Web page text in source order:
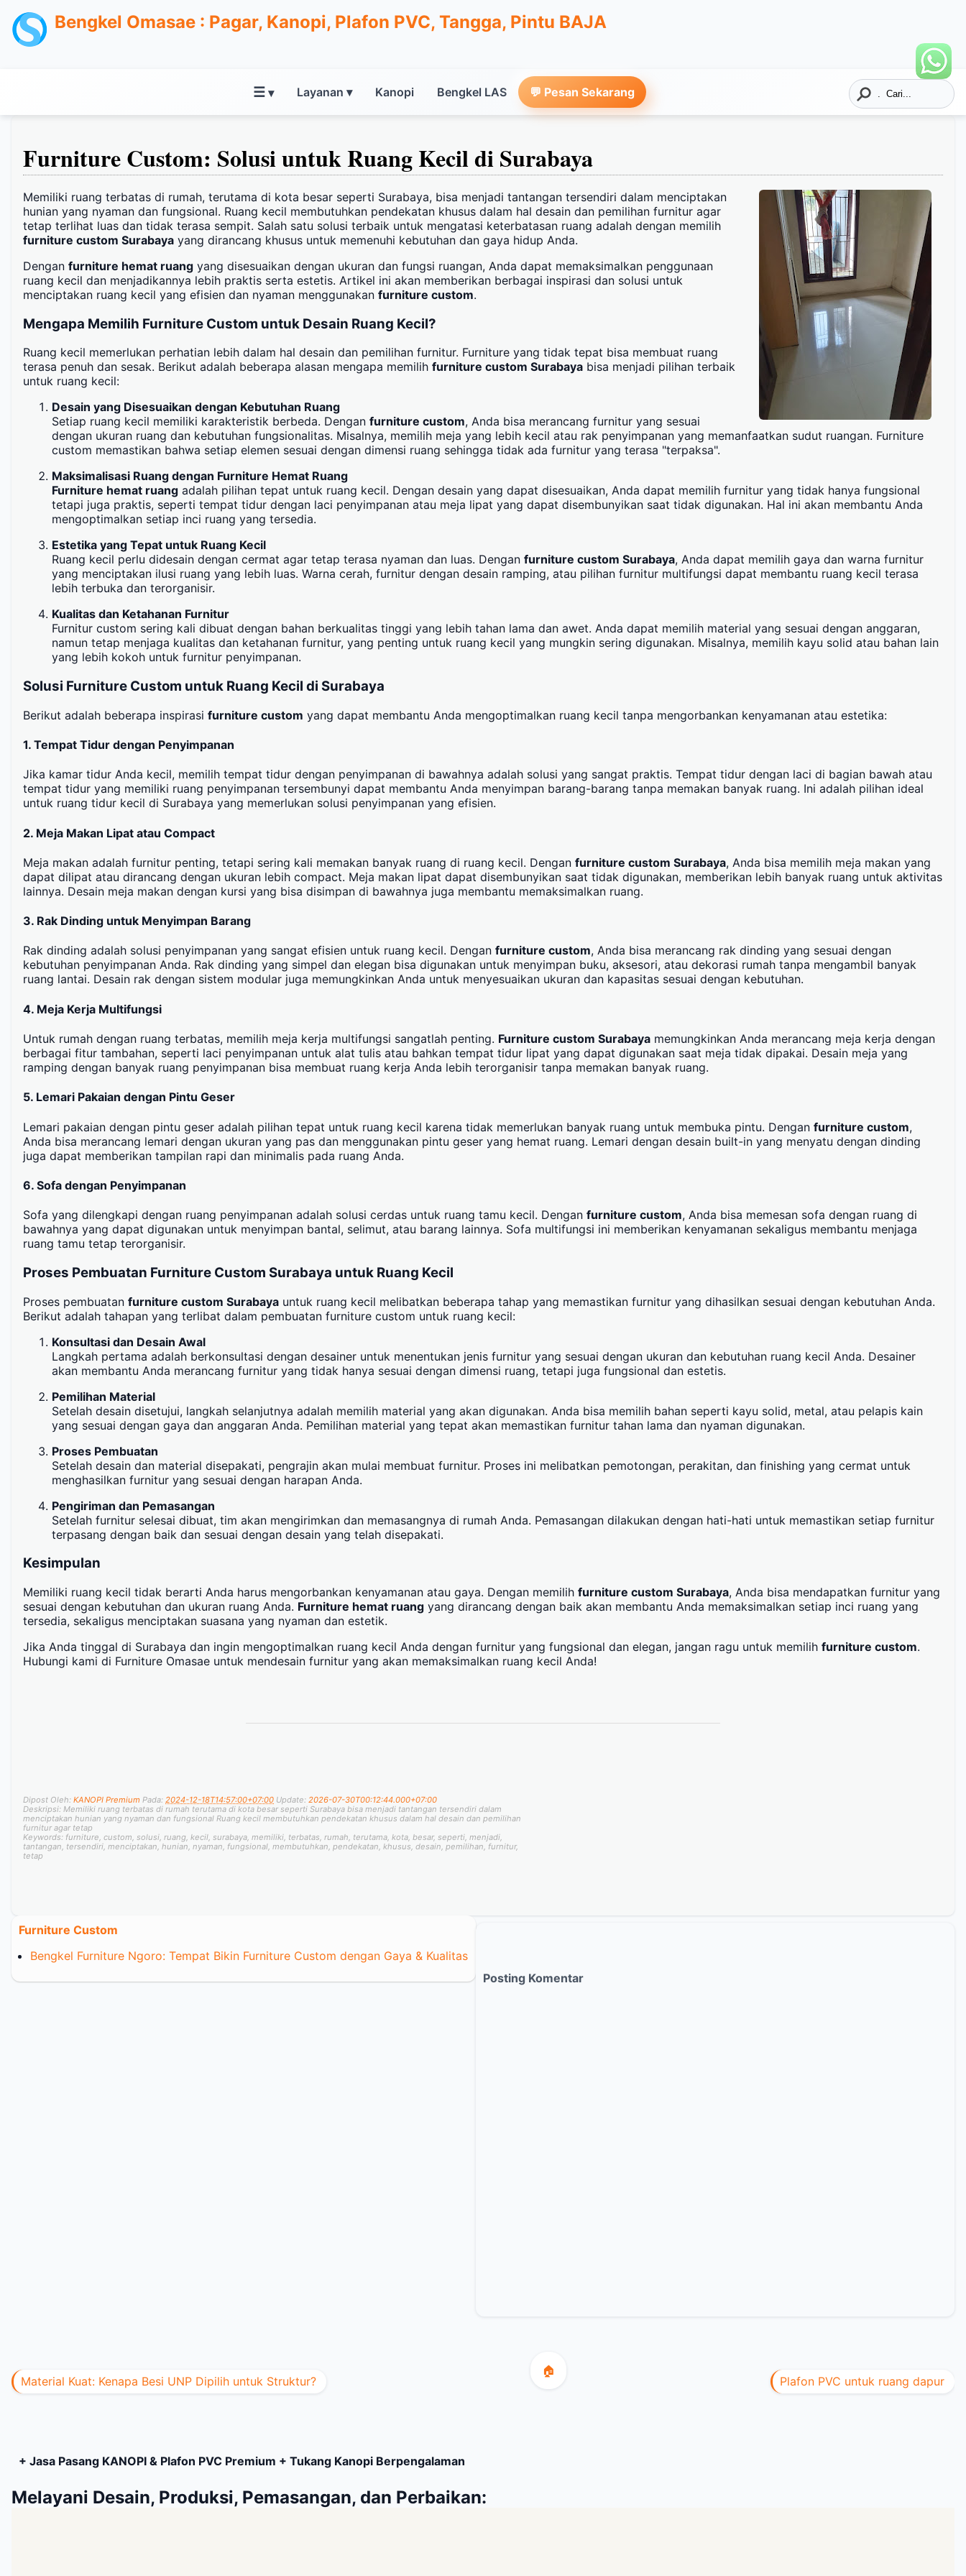
Bengkel Omasae : Pagar, Kanopi, Plafon PVC, Tangga, Pintu BAJA
☰▾ Layanan ▾ Kanopi Bengkel LAS 💬 Pesan Sekarang
Furniture Custom: Solusi untuk Ruang Kecil di Surabaya
Memiliki ruang terbatas di rumah, terutama di kota besar seperti Surabaya, bisa menjadi tantangan tersendiri dalam menciptakan
hunian yang nyaman dan fungsional. Ruang kecil membutuhkan pendekatan khusus dalam hal desain dan pemilihan furnitur agar
tetap terlihat luas dan tidak terasa sempit. Salah satu solusi terbaik untuk mengatasi keterbatasan ruang adalah dengan memilih
furniture custom Surabaya yang dirancang khusus untuk memenuhi kebutuhan dan gaya hidup Anda.
Dengan furniture hemat ruang yang disesuaikan dengan ukuran dan fungsi ruangan, Anda dapat memaksimalkan penggunaan
ruang kecil dan menjadikannya lebih praktis serta estetis. Artikel ini akan memberikan berbagai inspirasi dan solusi untuk
menciptakan ruang kecil yang efisien dan nyaman menggunakan furniture custom.
Mengapa Memilih Furniture Custom untuk Desain Ruang Kecil?
Ruang kecil memerlukan perhatian lebih dalam hal desain dan pemilihan furnitur. Furniture yang tidak tepat bisa membuat ruang
terasa penuh dan sesak. Berikut adalah beberapa alasan mengapa memilih furniture custom Surabaya bisa menjadi pilihan terbaik
untuk ruang kecil:
Desain yang Disesuaikan dengan Kebutuhan Ruang
Setiap ruang kecil memiliki karakteristik berbeda. Dengan furniture custom, Anda bisa merancang furnitur yang sesuai
dengan ukuran ruang dan kebutuhan fungsionalitas. Misalnya, memilih meja yang lebih kecil atau rak penyimpanan yang memanfaatkan sudut ruangan. Furniture
custom memastikan bahwa setiap elemen sesuai dengan dimensi ruang sehingga tidak ada furnitur yang terasa "terpaksa".
Maksimalisasi Ruang dengan Furniture Hemat Ruang
Furniture hemat ruang adalah pilihan tepat untuk ruang kecil. Dengan desain yang dapat disesuaikan, Anda dapat memilih furnitur yang tidak hanya fungsional
tetapi juga praktis, seperti tempat tidur dengan laci penyimpanan atau meja lipat yang dapat disembunyikan saat tidak digunakan. Hal ini akan membantu Anda
mengoptimalkan setiap inci ruang yang tersedia.
Estetika yang Tepat untuk Ruang Kecil
Ruang kecil perlu didesain dengan cermat agar tetap terasa nyaman dan luas. Dengan furniture custom Surabaya, Anda dapat memilih gaya dan warna furnitur
yang menciptakan ilusi ruang yang lebih luas. Warna cerah, furnitur dengan desain ramping, atau pilihan furnitur multifungsi dapat membantu ruang kecil terasa
lebih terbuka dan terorganisir.
Kualitas dan Ketahanan Furnitur
Furnitur custom sering kali dibuat dengan bahan berkualitas tinggi yang lebih tahan lama dan awet. Anda dapat memilih material yang sesuai dengan anggaran,
namun tetap menjaga kualitas dan ketahanan furnitur, yang penting untuk ruang kecil yang mungkin sering digunakan. Misalnya, memilih kayu solid atau bahan lain
yang lebih kokoh untuk furnitur penyimpanan.
Solusi Furniture Custom untuk Ruang Kecil di Surabaya
Berikut adalah beberapa inspirasi furniture custom yang dapat membantu Anda mengoptimalkan ruang kecil tanpa mengorbankan kenyamanan atau estetika:
1. Tempat Tidur dengan Penyimpanan
Jika kamar tidur Anda kecil, memilih tempat tidur dengan penyimpanan di bawahnya adalah solusi yang sangat praktis. Tempat tidur dengan laci di bagian bawah atau
tempat tidur yang memiliki ruang penyimpanan tersembunyi dapat membantu Anda menyimpan barang-barang tanpa memakan banyak ruang. Ini adalah pilihan ideal
untuk ruang tidur kecil di Surabaya yang memerlukan solusi penyimpanan yang efisien.
2. Meja Makan Lipat atau Compact
Meja makan adalah furnitur penting, tetapi sering kali memakan banyak ruang di ruang kecil. Dengan furniture custom Surabaya, Anda bisa memilih meja makan yang
dapat dilipat atau dirancang dengan ukuran lebih compact. Meja makan lipat dapat disembunyikan saat tidak digunakan, memberikan lebih banyak ruang untuk aktivitas
lainnya. Desain meja makan dengan kursi yang bisa disimpan di bawahnya juga membantu memaksimalkan ruang.
3. Rak Dinding untuk Menyimpan Barang
Rak dinding adalah solusi penyimpanan yang sangat efisien untuk ruang kecil. Dengan furniture custom, Anda bisa merancang rak dinding yang sesuai dengan
kebutuhan penyimpanan Anda. Rak dinding yang simpel dan elegan bisa digunakan untuk menyimpan buku, aksesori, atau dekorasi rumah tanpa mengambil banyak
ruang lantai. Desain rak dengan sistem modular juga memungkinkan Anda untuk menyesuaikan ukuran dan kapasitas sesuai dengan kebutuhan.
4. Meja Kerja Multifungsi
Untuk rumah dengan ruang terbatas, memilih meja kerja multifungsi sangatlah penting. Furniture custom Surabaya memungkinkan Anda merancang meja kerja dengan
berbagai fitur tambahan, seperti laci penyimpanan untuk alat tulis atau bahkan tempat tidur lipat yang dapat digunakan saat meja tidak dipakai. Desain meja yang
ramping dengan banyak ruang penyimpanan bisa membuat ruang kerja Anda lebih terorganisir tanpa memakan banyak ruang.
5. Lemari Pakaian dengan Pintu Geser
Lemari pakaian dengan pintu geser adalah pilihan tepat untuk ruang kecil karena tidak memerlukan banyak ruang untuk membuka pintu. Dengan furniture custom,
Anda bisa merancang lemari dengan ukuran yang pas dan menggunakan pintu geser yang hemat ruang. Lemari dengan desain built-in yang menyatu dengan dinding
juga dapat memberikan tampilan rapi dan minimalis pada ruang Anda.
6. Sofa dengan Penyimpanan
Sofa yang dilengkapi dengan ruang penyimpanan adalah solusi cerdas untuk ruang tamu kecil. Dengan furniture custom, Anda bisa memesan sofa dengan ruang di
bawahnya yang dapat digunakan untuk menyimpan bantal, selimut, atau barang lainnya. Sofa multifungsi ini memberikan kenyamanan sekaligus membantu menjaga
ruang tamu tetap terorganisir.
Proses Pembuatan Furniture Custom Surabaya untuk Ruang Kecil
Proses pembuatan furniture custom Surabaya untuk ruang kecil melibatkan beberapa tahap yang memastikan furnitur yang dihasilkan sesuai dengan kebutuhan Anda.
Berikut adalah tahapan yang terlibat dalam pembuatan furniture custom untuk ruang kecil:
Konsultasi dan Desain Awal
Langkah pertama adalah berkonsultasi dengan desainer untuk menentukan jenis furnitur yang sesuai dengan ukuran dan kebutuhan ruang kecil Anda. Desainer
akan membantu Anda merancang furnitur yang tidak hanya sesuai dengan dimensi ruang, tetapi juga fungsional dan estetis.
Pemilihan Material
Setelah desain disetujui, langkah selanjutnya adalah memilih material yang akan digunakan. Anda bisa memilih bahan seperti kayu solid, metal, atau pelapis kain
yang sesuai dengan gaya dan anggaran Anda. Pemilihan material yang tepat akan memastikan furnitur tahan lama dan nyaman digunakan.
Proses Pembuatan
Setelah desain dan material disepakati, pengrajin akan mulai membuat furnitur. Proses ini melibatkan pemotongan, perakitan, dan finishing yang cermat untuk
menghasilkan furnitur yang sesuai dengan harapan Anda.
Pengiriman dan Pemasangan
Setelah furnitur selesai dibuat, tim akan mengirimkan dan memasangnya di rumah Anda. Pemasangan dilakukan dengan hati-hati untuk memastikan setiap furnitur
terpasang dengan baik dan sesuai dengan desain yang telah disepakati.
Kesimpulan
Memiliki ruang kecil tidak berarti Anda harus mengorbankan kenyamanan atau gaya. Dengan memilih furniture custom Surabaya, Anda bisa mendapatkan furnitur yang
sesuai dengan kebutuhan dan ukuran ruang Anda. Furniture hemat ruang yang dirancang dengan baik akan membantu Anda memaksimalkan setiap inci ruang yang
tersedia, sekaligus menciptakan suasana yang nyaman dan estetik.
Jika Anda tinggal di Surabaya dan ingin mengoptimalkan ruang kecil Anda dengan furnitur yang fungsional dan elegan, jangan ragu untuk memilih furniture custom.
Hubungi kami di Furniture Omasae untuk mendesain furnitur yang akan memaksimalkan ruang kecil Anda!
Dipost Oleh: KANOPI Premium Pada: 2024-12-18T14:57:00+07:00 Update: 2026-07-30T00:12:44.000+07:00
Deskripsi: Memiliki ruang terbatas di rumah terutama di kota besar seperti Surabaya bisa menjadi tantangan tersendiri dalam
menciptakan hunian yang nyaman dan fungsional Ruang kecil membutuhkan pendekatan khusus dalam hal desain dan pemilihan
furnitur agar tetap
Keywords: furniture, custom, solusi, ruang, kecil, surabaya, memiliki, terbatas, rumah, terutama, kota, besar, seperti, menjadi,
tantangan, tersendiri, menciptakan, hunian, nyaman, fungsional, membutuhkan, pendekatan, khusus, desain, pemilihan, furnitur,
tetap
Furniture Custom
Bengkel Furniture Ngoro: Tempat Bikin Furniture Custom dengan Gaya & Kualitas
Posting Komentar
Material Kuat: Kenapa Besi UNP Dipilih untuk Struktur? Plafon PVC untuk ruang dapur
🏠
+ Jasa Pasang KANOPI & Plafon PVC Premium + Tukang Kanopi Berpengalaman
Melayani Desain, Produksi, Pemasangan, dan Perbaikan: